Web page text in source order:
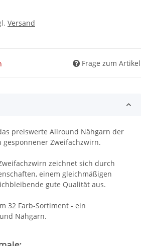
Versand
Frage zum Artikel
preiswerte Allround Nähgarn der
gesponnener Zweifachzwirn.
zeichnet sich durch
einem gleichmäßigen
gute Qualität aus.
32 Farb-Sortiment - ein
Nähgarn.